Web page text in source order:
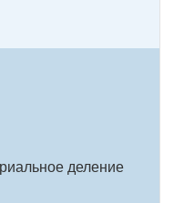
деление